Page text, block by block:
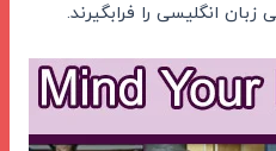
انگلیسی را فرابگیرند.